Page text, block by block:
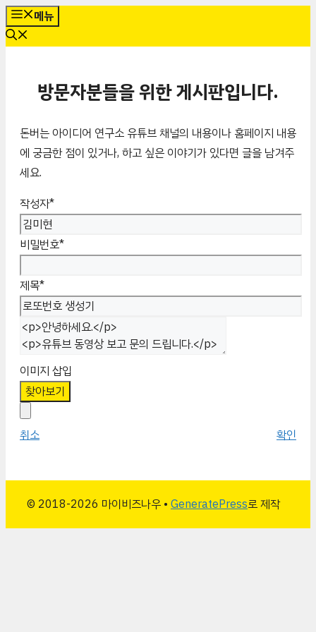
컨
텐
메뉴
방문자분들을 위한 게시판입니다.
돈버는 아이디어 연구소 유튜브 채널의 내용이나 홈페이지 내용
에 궁금한 점이 있거나, 하고 싶은 이야기가 있다면 글을 남겨주
세요.
작성자*
비밀번호*
제목*
이미지 삽입
찾아보기
취소 확인
© 2018-2026 마이비즈나우 • GeneratePress로 제작